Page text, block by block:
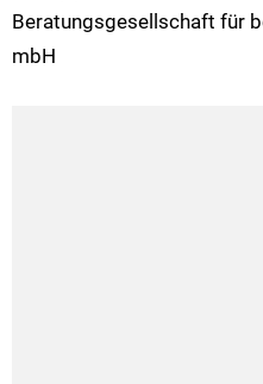
Beratungsgesellschaft für
mbH